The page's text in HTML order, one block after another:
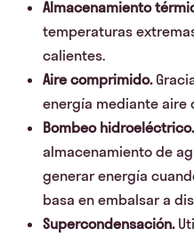
Almacenamiento
temperaturas
calientes.
Aire comprimido.
energía mediante aire
Bombeo hidroeléctrico.
almacenamiento de
generar energía
basa en embalsar a
Supercondensación.